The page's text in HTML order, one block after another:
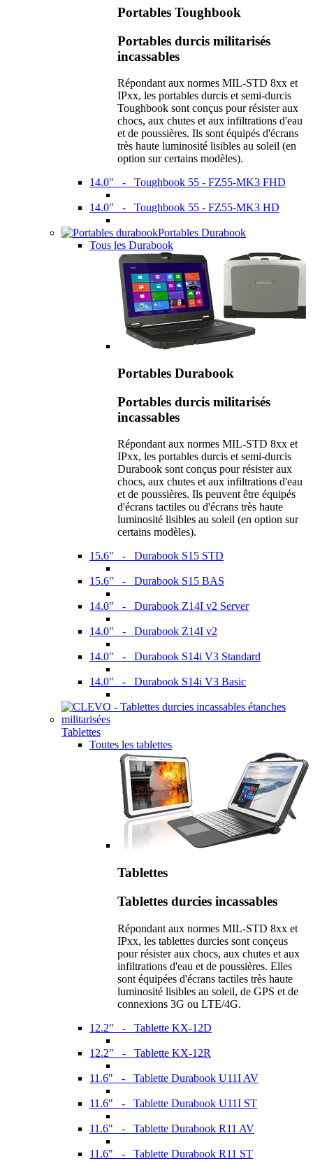
Portables Toughbook
Portables durcis militarisés
incassables
Répondant aux normes MIL-STD 8xx et
IPxx, les portables durcis et semi-durcis
Toughbook sont conçus pour résister aux
chocs, aux chutes et aux infiltrations d'eau
et de poussières. Ils sont équipés d'écrans
très haute luminosité lisibles au soleil (en
option sur certains modèles).
14.0" - Toughbook 55 - FZ55-MK3 FHD
14.0" - Toughbook 55 - FZ55-MK3 HD
Portables Durabook
Tous les Durabook
Portables Durabook
Portables durcis militarisés
incassables
Répondant aux normes MIL-STD 8xx et
IPxx, les portables durcis et semi-durcis
Durabook sont conçus pour résister aux
chocs, aux chutes et aux infiltrations d'eau
et de poussières. Ils peuvent être équipés
d'écrans tactiles ou d'écrans très haute
luminosité lisibles au soleil (en option sur
certains modèles).
15.6" - Durabook S15 STD
15.6" - Durabook S15 BAS
14.0" - Durabook Z14I v2 Server
14.0" - Durabook Z14I v2
14.0" - Durabook S14i V3 Standard
14.0" - Durabook S14i V3 Basic
Tablettes
Toutes les tablettes
Tablettes
Tablettes durcies incassables
Répondant aux normes MIL-STD 8xx et
IPxx, les tablettes durcies sont conçeus
pour résister aux chocs, aux chutes et aux
infiltrations d'eau et de poussières. Elles
sont équipées d'écrans tactiles très haute
luminosité lisibles au soleil, de GPS et de
connexions 3G ou LTE/4G.
12.2" - Tablette KX-12D
12.2" - Tablette KX-12R
11.6" - Tablette Durabook U11I AV
11.6" - Tablette Durabook U11I ST
11.6" - Tablette Durabook R11 AV
11.6" - Tablette Durabook R11 ST